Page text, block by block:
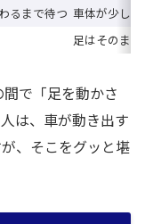
るまで待つ 車体が少し
足はそのま
で「足を動かさ
は、車が動き出す
、そこをグッと堪